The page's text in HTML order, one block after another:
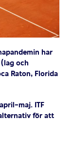
har
och
Raton, Florida
maj. ITF
för att